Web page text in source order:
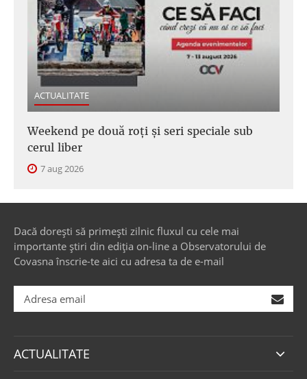
ACTUALITATE
Weekend pe două roți și seri speciale sub
cerul liber
7 aug 2026
Dacă dorești să primești zilnic fluxul cu cele mai
importante știri din ediția on-line a Observatorului de
Covasna înscrie-te aici cu adresa ta de e-mail
ACTUALITATE